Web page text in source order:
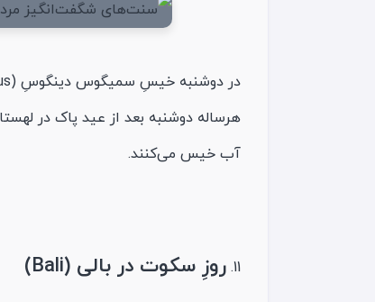
هرساله دوشنبه بعد از عید پاک در
آب خیس می‌کنند.
روزِ سکوت در بالی (Bali)